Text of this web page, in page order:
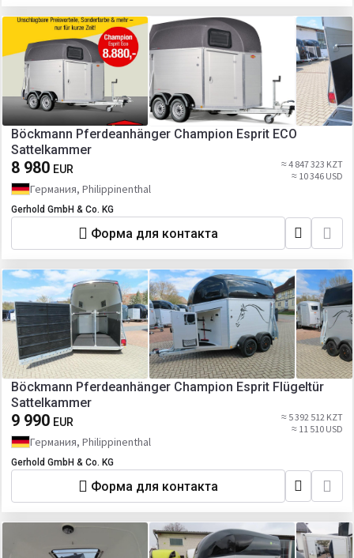
Böckmann Pferdeanhänger Champion Esprit ECO
Sattelkammer
8 980 EUR
≈ 4 847 323 KZT
≈ 10 346 USD
Германия, Philippinenthal
Gerhold GmbH & Co. KG
Форма для контакта
Böckmann Pferdeanhänger Champion Esprit Flügeltür
Sattelkammer
9 990 EUR
≈ 5 392 512 KZT
≈ 11 510 USD
Германия, Philippinenthal
Gerhold GmbH & Co. KG
Форма для контакта